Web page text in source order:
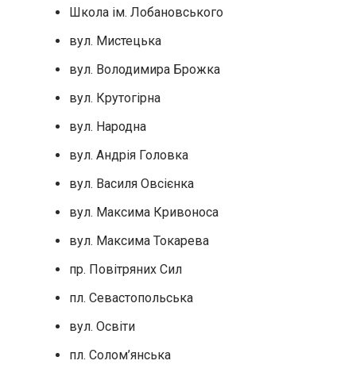
Школа ім. Лобановського
вул. Мистецька
вул. Володимира Брожка
вул. Крутогірна
вул. Народна
вул. Андрія Головка
вул. Василя Овсієнка
вул. Максима Кривоноса
вул. Максима Токарева
пр. Повітряних Сил
пл. Севастопольська
вул. Освіти
пл. Солом’янська